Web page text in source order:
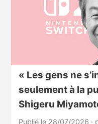
« Les gens ne
seulement à la
Shigeru
Publié le 28/07/2026 ·